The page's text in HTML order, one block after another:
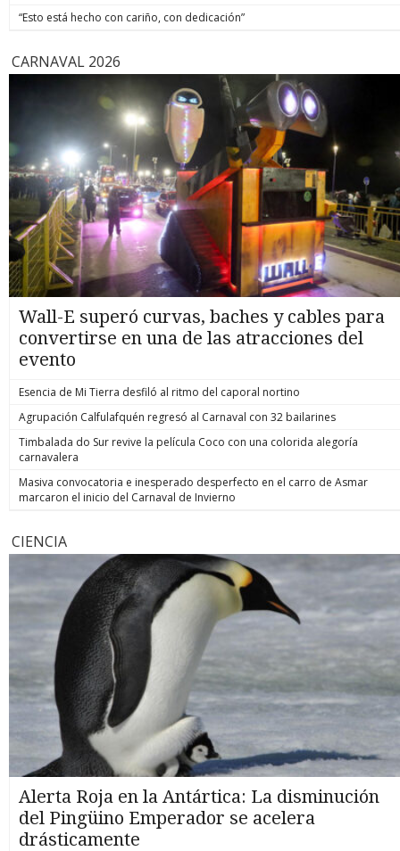
“Esto está hecho con cariño, con dedicación”
CARNAVAL 2026
Wall-E superó curvas, baches y cables para
convertirse en una de las atracciones del
evento
Esencia de Mi Tierra desfiló al ritmo del caporal nortino
Agrupación Calfulafquén regresó al Carnaval con 32 bailarines
Timbalada do Sur revive la película Coco con una colorida alegoría
carnavalera
Masiva convocatoria e inesperado desperfecto en el carro de Asmar
marcaron el inicio del Carnaval de Invierno
CIENCIA
Alerta Roja en la Antártica: La disminución
del Pingüino Emperador se acelera
drásticamente